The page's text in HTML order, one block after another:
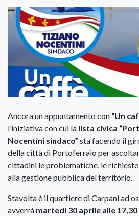
Ancora un appuntamento con “Un
l’iniziativa con cui la lista civica
Nocentini sindaco” sta facendo il
della città di Portoferraio per
cittadini le problematiche, le
alla gestione pubblica del territorio.
Stavolta è il quartiere di Carpani ad
avverrà martedì 30 aprile alle